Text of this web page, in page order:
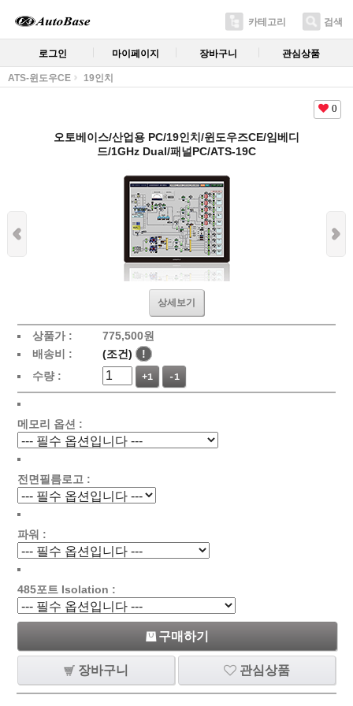
카테고리 검색
로그인 마이페이지 장바구니 관심상품
ATS-윈도우CE 19인치
0
오토베이스/산업용 PC/19인치/윈도우즈CE/임베디
드/1GHz Dual/패널PC/ATS-19C
상세보기
상품가 :
775,500원
배송비 :
(조건)
!
수량 :
+1 -1
메모리 옵션 :
전면필름로고 :
파워 :
485포트 Isolation :
구매하기
장바구니 관심상품